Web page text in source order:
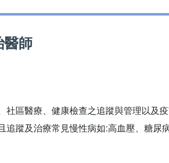
醫師
社區醫療、健康檢查之追蹤與管理以及
追蹤及治療常見慢性病如:高血壓、糖尿